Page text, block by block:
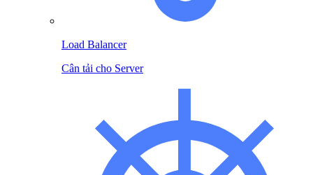
Load Balancer
Cân tải cho Server